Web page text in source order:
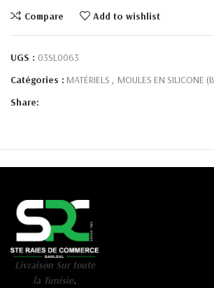
Compare Add to wishlist
UGS : 03SL0063
Catégories : MATÉRIELS , MOULES EN SILICONE
Share:
Livraison Sur toute
la Tunisie.